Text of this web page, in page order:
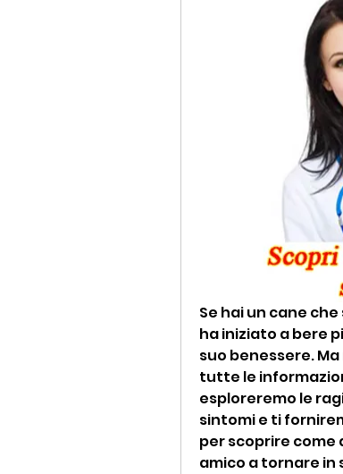
Se hai un cane
ha iniziato a bere
suo benessere.
tutte le
esploreremo le
sintomi e ti
per scoprire
amico a tornare in